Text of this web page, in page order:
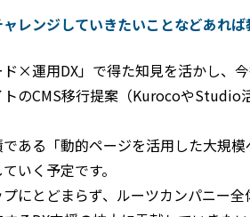
レンジしていきたいことなどあれば
×運用DX」で得た知見を活かし、
のCMS移行提案（KurocoやStudio
ある「動的ページを活用した大規
いく予定です。
にとどまらず、ルーツカンパニー